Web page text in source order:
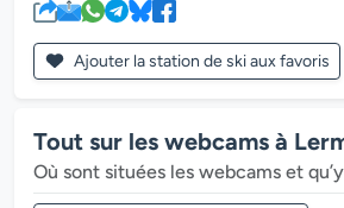
Ajouter la station de ski aux favoris
Tout sur les webcams à
Où sont situées les webcams et